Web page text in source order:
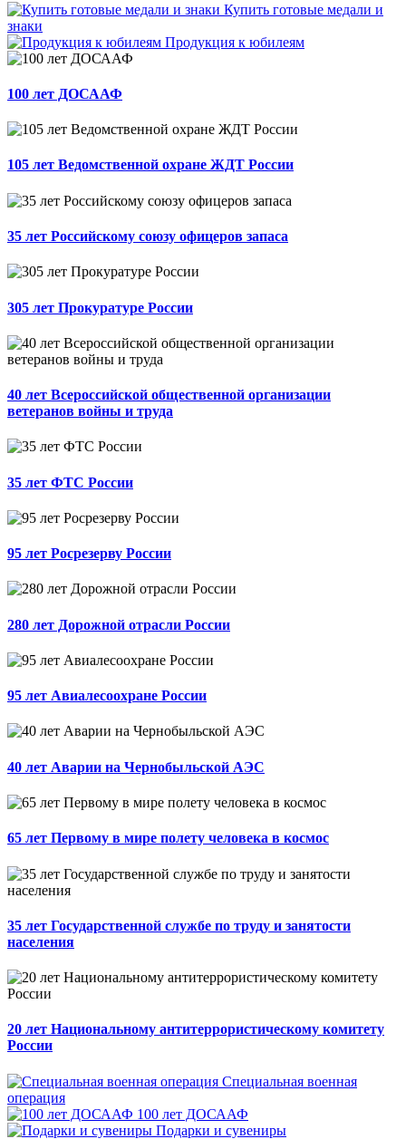
Купить готовые медали и
знаки
Продукция к юбилеям
100 лет ДОСААФ
105 лет Ведомственной охране ЖДТ России
35 лет Российскому союзу офицеров запаса
305 лет Прокуратуре России
40 лет Всероссийской общественной организации
ветеранов войны и труда
35 лет ФТС России
95 лет Росрезерву России
280 лет Дорожной отрасли России
95 лет Авиалесоохране России
40 лет Аварии на Чернобыльской АЭС
65 лет Первому в мире полету человека в космос
35 лет Государственной службе по труду и занятости
населения
20 лет Национальному антитеррористическому комитету
России
Специальная военная
операция
100 лет ДОСААФ
Подарки и сувениры